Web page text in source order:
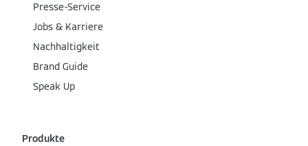
Presse-Service
Jobs & Karriere
Nachhaltigkeit
Brand Guide
Speak Up
Produkte